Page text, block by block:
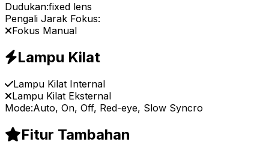
Dudukan:fixed lens
Pengali Jarak Fokus:
Fokus Manual
Lampu Kilat
Lampu Kilat Internal
Lampu Kilat Eksternal
Mode:Auto, On, Off, Red-eye, Slow Syncro
Fitur Tambahan